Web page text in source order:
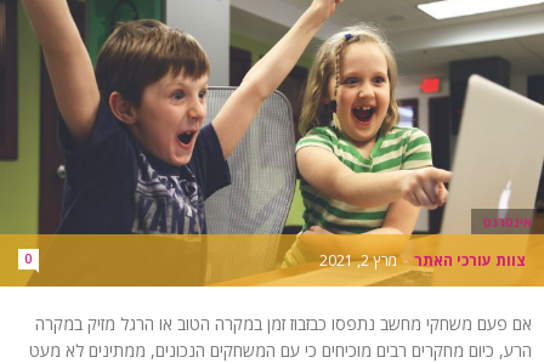
צוות עורכי האתר - מרץ 2, 2021 0
אינטרנט
אם פעם משחקי מחשב נתפסו כבזבוז זמן במקרה הטוב או הרגל מזיק במקרה
הרע, כיום מחקרים רבים מוכיחים כי עם המשחקים הנכונים, ממתינים לא מעט